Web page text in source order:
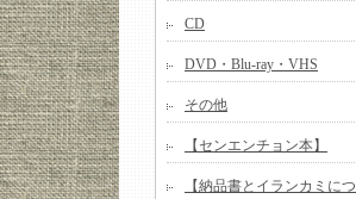
CD
DVD・Blu-ray・VHS
その他
【センエンチョン本】
【納品書とイランカミにつ